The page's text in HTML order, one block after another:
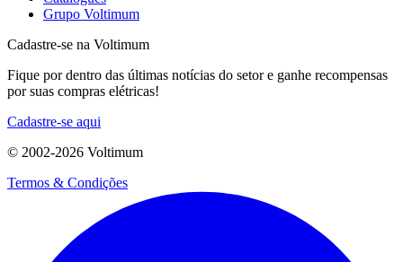
Grupo Voltimum
Cadastre-se na Voltimum
Fique por dentro das últimas notícias do setor e ganhe recompensas
por suas compras elétricas!
Cadastre-se aqui
© 2002-2026 Voltimum
Termos & Condições